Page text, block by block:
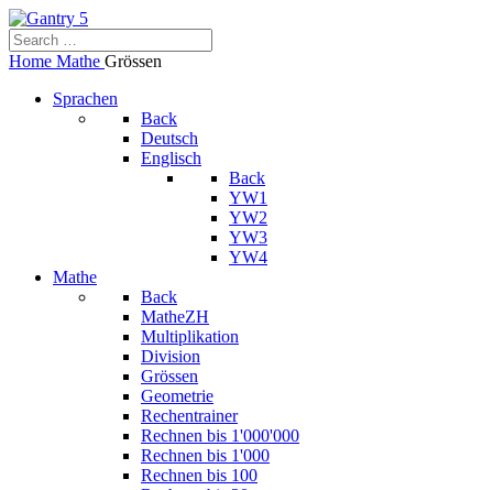
Home Mathe Grössen
Sprachen
Back
Deutsch
Englisch
Back
YW1
YW2
YW3
YW4
Mathe
Back
MatheZH
Multiplikation
Division
Grössen
Geometrie
Rechentrainer
Rechnen bis 1'000'000
Rechnen bis 1'000
Rechnen bis 100